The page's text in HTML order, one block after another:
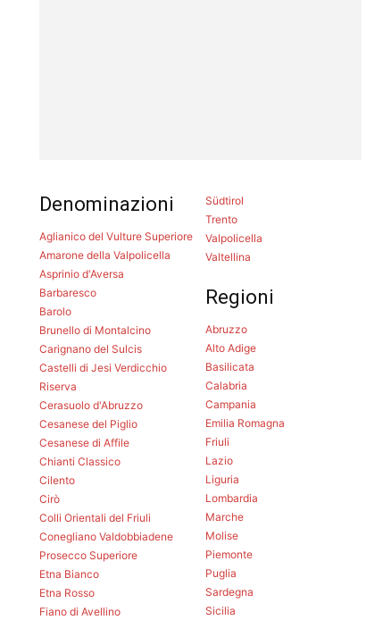
Denominazioni
Aglianico del Vulture Superiore
Amarone della Valpolicella
Asprinio d'Aversa
Barbaresco
Barolo
Brunello di Montalcino
Carignano del Sulcis
Castelli di Jesi Verdicchio
Riserva
Cerasuolo d'Abruzzo
Cesanese del Piglio
Cesanese di Affile
Chianti Classico
Cilento
Cirò
Colli Orientali del Friuli
Conegliano Valdobbiadene
Prosecco Superiore
Etna Bianco
Etna Rosso
Fiano di Avellino
Südtirol
Trento
Valpolicella
Valtellina
Regioni
Abruzzo
Alto Adige
Basilicata
Calabria
Campania
Emilia Romagna
Friuli
Lazio
Liguria
Lombardia
Marche
Molise
Piemonte
Puglia
Sardegna
Sicilia